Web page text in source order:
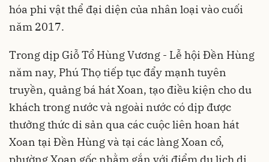
hóa phi vật thể đại diện của nhân loại vào cuối
năm 2017.
Trong dịp Giỗ Tổ Hùng Vương - Lễ hội Ðền Hùng
năm nay, Phú Thọ tiếp tục đẩy mạnh tuyên
truyền, quảng bá hát Xoan, tạo điều kiện cho du
khách trong nước và ngoài nước có dịp được
thưởng thức di sản qua các cuộc liên hoan hát
Xoan tại Ðền Hùng và tại các làng Xoan cổ,